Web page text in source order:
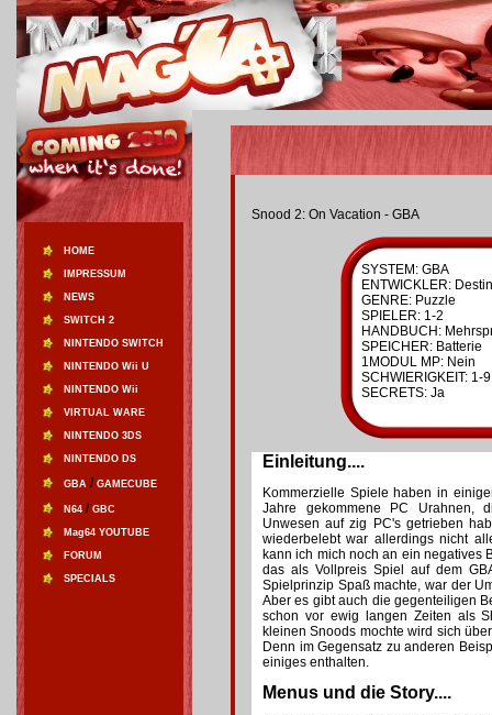
HOME
IMPRESSUM
NEWS
SWITCH 2
NINTENDO SWITCH
NINTENDO Wii U
NINTENDO Wii
VIRTUAL WARE
NINTENDO 3DS
NINTENDO DS
GBA / GAMECUBE
N64 / GBC
Mag64 YOUTUBE
FORUM
SPECIALS
Snood 2: On Vacation - GBA
SYSTEM: GBA
ENTWICKLER:
GENRE: Puzzle
SPIELER: 1-2
HANDBUCH:
SPEICHER: Batterie
1MODUL MP: Nein
SCHWIERIGKEIT: 1-9
SECRETS: Ja
Einleitung....
Kommerzielle Spiele haben in
Jahre gekommene PC Urahnen,
Unwesen auf zig PC's getrieben
wiederbelebt war allerdings nicht
kann ich mich noch an ein negatives
das als Vollpreis Spiel auf dem
Spielprinzip Spaß machte, war der
Aber es gibt auch die gegenteiligen
schon vor ewig langen Zeiten als
kleinen Snoods mochte wird sich
Denn im Gegensatz zu anderen
einiges enthalten.
Menus und die Story....